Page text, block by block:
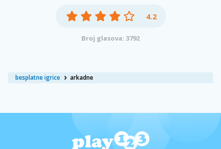
besplatne igrice arkadne
4.2
Broj glasova: 3792